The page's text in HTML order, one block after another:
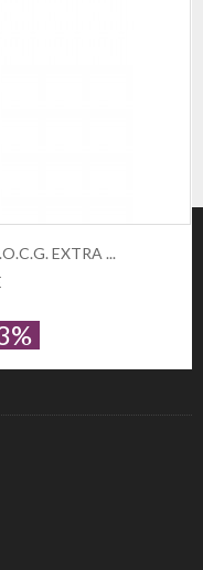
EXTRA ...